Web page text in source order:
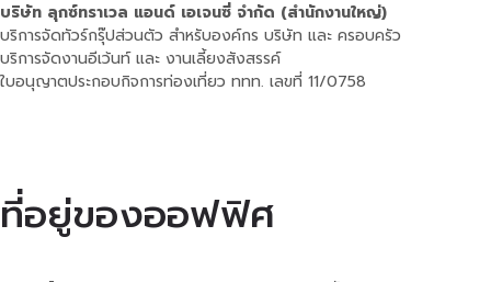
บริษัท ลุกซ์ทราเวล แอนด์ เอเจนซี่ จำกัด (สำนักงานใหญ่)
บริการจัดทัวร์กรุ๊ปส่วนตัว สำหรับองค์กร บริษัท และ ครอบครัว
บริการจัดงานอีเว้นท์ และ งานเลี้ยงสังสรรค์
ใบอนุญาตประกอบกิจการท่องเที่ยว ททท. เลขที่ 11/0758
ที่อยู่ของออฟฟิศ